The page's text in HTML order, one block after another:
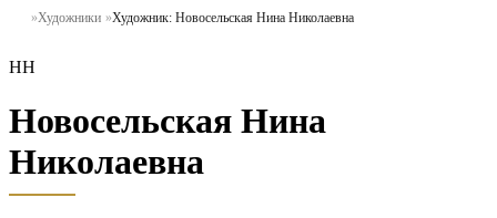
Художники Художник: Новосельская Нина Николаевна
НН
Новосельская Нина
Николаевна